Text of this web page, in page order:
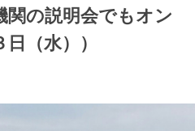
関の説明会でもオン
（水））